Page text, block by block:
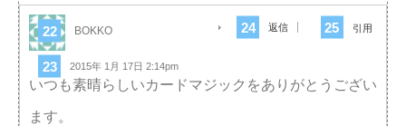
BOKKO
2015年 1月 17日 2:14pm
返信 引用
いつも素晴らしいカードマジックをありがとうござい
ます。